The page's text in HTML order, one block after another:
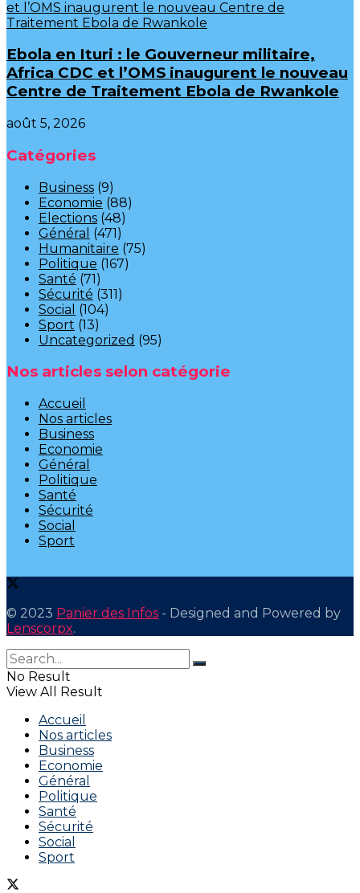
Ebola en Ituri : le Gouverneur militaire,
Africa CDC et l’OMS inaugurent le nouveau
Centre de Traitement Ebola de Rwankole
août 5, 2026
Catégories
Business (9)
Economie (88)
Elections (48)
Général (471)
Humanitaire (75)
Politique (167)
Santé (71)
Sécurité (311)
Social (104)
Sport (13)
Uncategorized (95)
Nos articles selon catégorie
Accueil
Nos articles
Business
Economie
Général
Politique
Santé
Sécurité
Social
Sport
© 2023 Panier des Infos - Designed and Powered by
Lenscorpx.
No Result
View All Result
Accueil
Nos articles
Business
Economie
Général
Politique
Santé
Sécurité
Social
Sport